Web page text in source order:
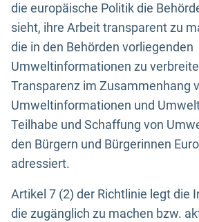
die europäische Politik die
sieht, ihre Arbeit transparent zu
die in den Behörden vorliegenden
Umweltinformationen zu
Transparenz im Zusammenhang
Umweltinformationen und
Teilhabe und Schaffung von
den Bürgern und Bürgerinnen
adressiert.
Artikel 7 (2) der Richtlinie legt die
die zugänglich zu machen bzw.